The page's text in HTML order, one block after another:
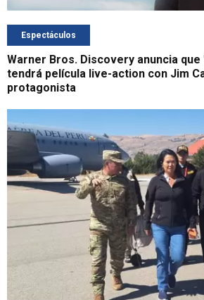
Espectáculos
Warner Bros. Discovery anuncia
tendrá película live-action con Jim
protagonista